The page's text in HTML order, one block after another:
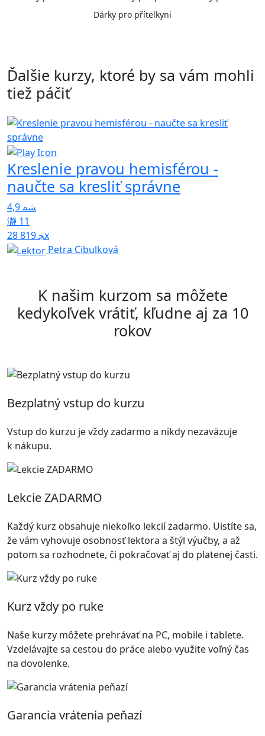
Dárky pro přítelkyni
Ďalšie kurzy, ktoré by sa vám mohli
tiež páčiť
Kreslenie pravou hemisférou -
naučte sa kresliť správne
4,9
11
28 819x
Petra Cibulková
K našim kurzom sa môžete
kedykoľvek vrátiť, kľudne aj za 10
rokov
Bezplatný vstup do kurzu
Vstup do kurzu je vždy zadarmo a nikdy nezaväzuje
k nákupu.
Lekcie ZADARMO
Každý kurz obsahuje niekoľko lekcií zadarmo. Uistíte sa,
že vám vyhovuje osobnosť lektora a štýl výučby, a až
potom sa rozhodnete, či pokračovať aj do platenej časti.
Kurz vždy po ruke
Naše kurzy môžete prehrávať na PC, mobile i tablete.
Vzdelávajte sa cestou do práce alebo využite voľný čas
na dovolenke.
Garancia vrátenia peňazí